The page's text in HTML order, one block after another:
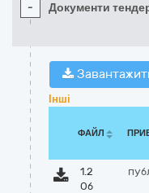
- Документи
Інші
ФАЙЛ
1.2
Об